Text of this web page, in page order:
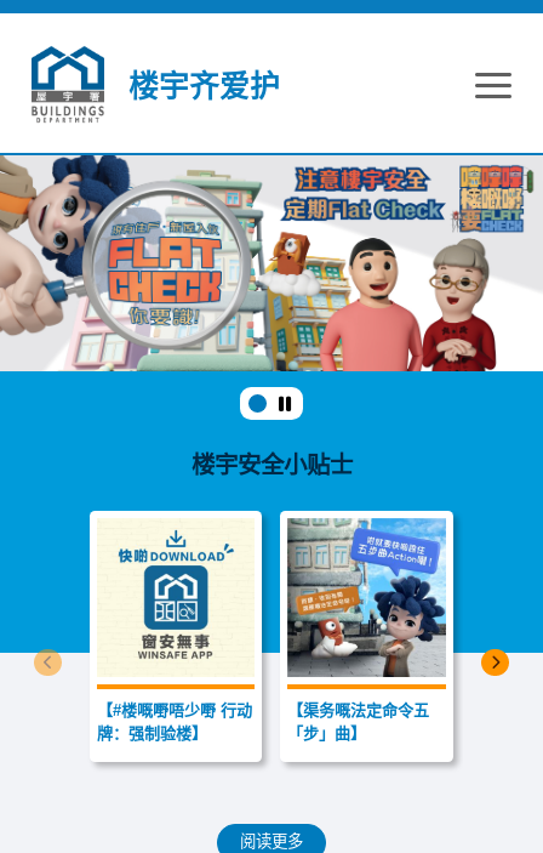
跳到内容
楼宇齐爱护
楼宇安全小贴士
【#楼嘅嘢唔少嘢 行动
牌：强制验楼】
【渠务嘅法定命令五
「步」曲】
上一个 下一
阅读更多